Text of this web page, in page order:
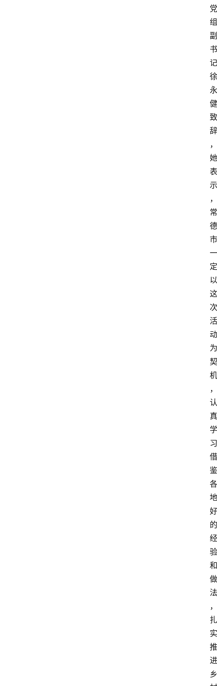
党
组
副
书
记
徐
永
健
致
辞
，
她
表
示
，
常
德
市
一
定
以
这
次
活
动
为
契
机
，
认
真
学
习
借
鉴
各
地
好
的
经
验
和
做
法
，
扎
实
推
进
乡